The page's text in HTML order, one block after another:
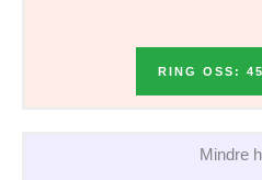
RING OSS:
Mindre